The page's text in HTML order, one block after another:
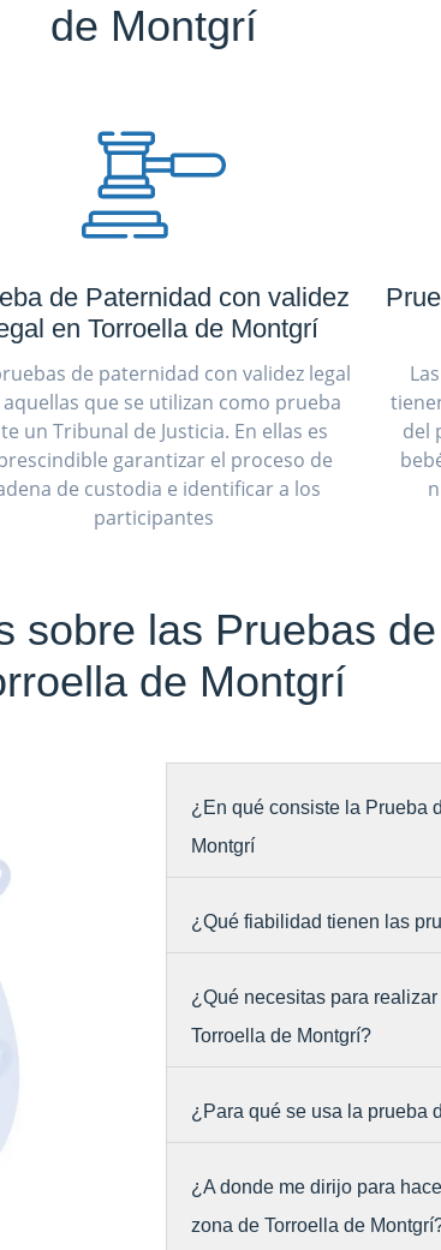
de Montgrí
de Paternidad con validez
en Torroella de Montgrí
de paternidad con validez legal
que se utilizan como prueba
un Tribunal de Justicia. En ellas es
garantizar el proceso de
de custodia e identificar a los
participantes
del
sobre las Pruebas
de Montgrí
¿En qué consiste la Prueba
Montgrí
¿Qué fiabilidad tienen las
¿Qué necesitas para
Torroella de Montgrí?
¿Para qué se usa la prueba
¿A donde me dirijo para
zona de Torroella de